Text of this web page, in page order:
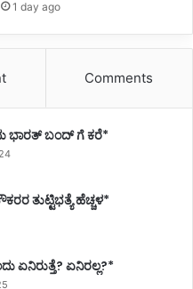
1 day ago
Comments
ಭಾರತ್‌ ಬಂದ್‌ ಗೆ ಕರೆ*
ತುಟ್ಟಿಭತ್ಯೆ ಹೆಚ್ಚಳ*
ಏನಿರುತ್ತೆ? ಏನಿರಲ್ಲ?*